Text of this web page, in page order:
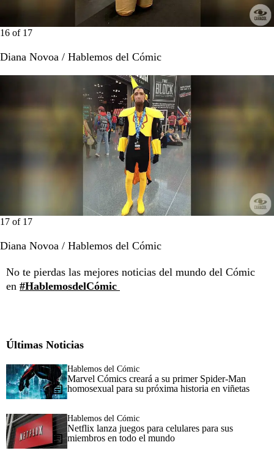
16 of 17
Diana Novoa / Hablemos del Cómic
17 of 17
Diana Novoa / Hablemos del Cómic
No te pierdas las mejores noticias del mundo del Cómic
en #HablemosdelCómic
Últimas Noticias
Hablemos del Cómic
Marvel Cómics creará a su primer Spider-Man
homosexual para su próxima historia en viñetas
Hablemos del Cómic
Netflix lanza juegos para celulares para sus
miembros en todo el mundo